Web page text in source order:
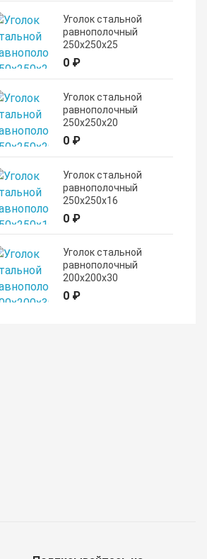
Уголок стальной
равнополочный
250х250х25
0 ₽
Уголок стальной
равнополочный
250х250х20
0 ₽
Уголок стальной
равнополочный
250х250х16
0 ₽
Уголок стальной
равнополочный
200х200х30
0 ₽